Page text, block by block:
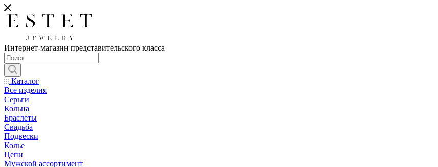
Интернет-магазин представительского класса
Каталог
Все изделия
Серьги
Кольца
Браслеты
Свадьба
Подвески
Колье
Цепи
Мужской ассортимент